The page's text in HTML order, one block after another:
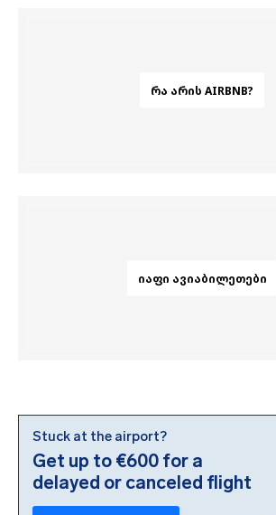
ᲠᲐ ᲐᲠᲘᲡ AIRBNB?
ᲘᲐᲤᲘ ᲐᲕᲘᲐᲑᲘᲚᲔᲗᲔᲑᲘ